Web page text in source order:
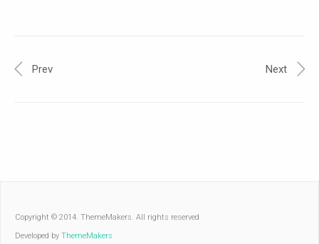
Prev Next
Copyright © 2014. ThemeMakers. All rights reserved
Developed by ThemeMakers